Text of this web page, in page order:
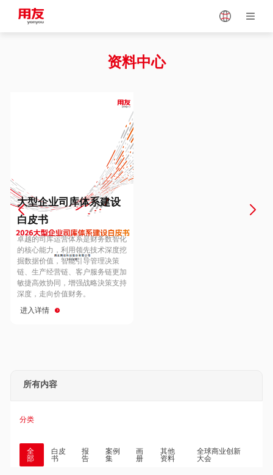
Vietnam
Europe
Hungary
Hong Kong
资料中心
大型企业司库体系建设
白皮书
卓越的司库运营体系是财务数智化
的核心能力，利用领先技术深度挖
掘数据价值，智能引导管理决策
链、生产经营链、客户服务链更加
敏捷高效协同，增强战略決策支持
深度，走向价值财务。
进入详情
所有内容
分类
全
部
白皮
书
报
告
案例
集
画
册
其他
资料
全球商业创新
大会